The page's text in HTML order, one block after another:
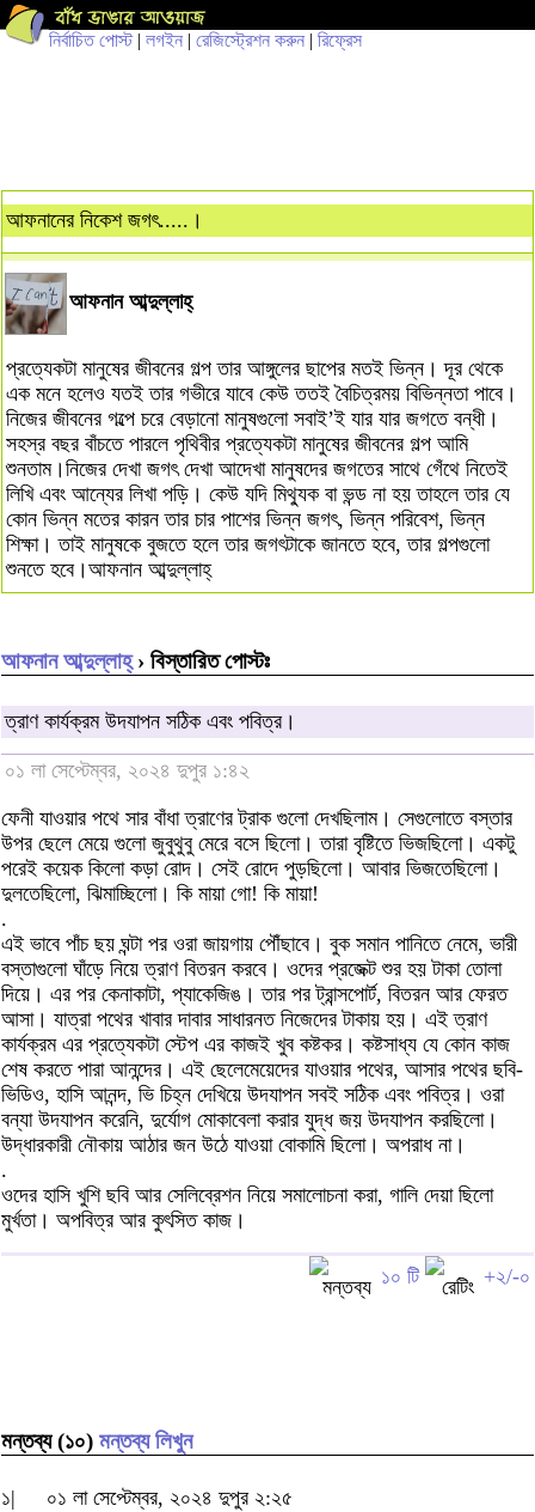
নির্বাচিত পোস্ট| লগইন | রেজিস্ট্রেশন করুন | রিফ্রেস
আফনানের নিকেশ জগৎ.....।
আফনান আব্দুল্লাহ্
প্রত্যেকটা মানুষের জীবনের গল্প তার আঙ্গুলের ছাপের মতই ভিন্ন। দূর থেকে
এক মনে হলেও যতই তার গভীরে যাবে কেউ ততই বৈচিত্রময় বিভিন্নতা পাবে।
নিজের জীবনের গল্পে চরে বেড়ানো মানুষগুলো সবাই’ই যার যার জগতে বন্ধী।
সহস্র বছর বাঁচতে পারলে পৃথিবীর প্রত্যেকটা মানুষের জীবনের গল্প আমি
শুনতাম।নিজের দেখা জগৎ দেখা আদেখা মানুষদের জগতের সাথে গেঁথে নিতেই
লিখি এবং আন্যের লিখা পড়ি। কেউ যদি মিথ্যুক বা ভন্ড না হয় তাহলে তার যে
কোন ভিন্ন মতের কারন তার চার পাশের ভিন্ন জগৎ, ভিন্ন পরিবেশ, ভিন্ন
শিক্ষা। তাই মানুষকে বুজতে হলে তার জগৎটাকে জানতে হবে, তার গল্পগুলো
শুনতে হবে।আফনান আব্দুল্লাহ্
আফনান আব্দুল্লাহ্› বিস্তারিত পোস্টঃ
ত্রাণ কার্যক্রম উদযাপন সঠিক এবং পবিত্র।
০১ লা সেপ্টেম্বর, ২০২৪ দুপুর ১:৪২
ফেনী যাওয়ার পথে সার বাঁধা ত্রাণের ট্রাক গুলো দেখছিলাম। সেগুলোতে বস্তার
উপর ছেলে মেয়ে গুলো জুবুথুবু মেরে বসে ছিলো। তারা বৃষ্টিতে ভিজছিলো। একটু
পরেই কয়েক কিলো কড়া রোদ। সেই রোদে পুড়ছিলো। আবার ভিজতেছিলো।
দুলতেছিলো, ঝিমাচ্ছিলো। কি মায়া গো! কি মায়া!
.
এই ভাবে পাঁচ ছয় ঘন্টা পর ওরা জায়গায় পৌঁছাবে। বুক সমান পানিতে নেমে, ভারী
বস্তাগুলো ঘাঁড়ে নিয়ে ত্রাণ বিতরন করবে। ওদের প্রজেক্ট শুর হয় টাকা তোলা
দিয়ে। এর পর কেনাকাটা, প্যাকেজিঙ। তার পর ট্রান্সপোর্ট, বিতরন আর ফেরত
আসা। যাত্রা পথের খাবার দাবার সাধারনত নিজেদের টাকায় হয়। এই ত্রাণ
কার্যক্রম এর প্রত্যেকটা স্টেপ এর কাজই খুব কষ্টকর। কষ্টসাধ্য যে কোন কাজ
শেষ করতে পারা আনন্দের। এই ছেলেমেয়েদের যাওয়ার পথের, আসার পথের ছবি-
ভিডিও, হাসি আনন্দ, ভি চিহ্ন দেখিয়ে উদযাপন সবই সঠিক এবং পবিত্র। ওরা
বন্যা উদযাপন করেনি, দুর্যোগ মোকাবেলা করার যুদ্ধ জয় উদযাপন করছিলো।
উদ্ধারকারী নৌকায় আঠার জন উঠে যাওয়া বোকামি ছিলো। অপরাধ না।
.
ওদের হাসি খুশি ছবি আর সেলিব্রেশন নিয়ে সমালোচনা করা, গালি দেয়া ছিলো
মুর্খতা। অপবিত্র আর কুৎসিত কাজ।
১০ টি +২/-০
মন্তব্য (১০) মন্তব্য লিখুন
১|
০১ লা সেপ্টেম্বর, ২০২৪ দুপুর ২:২৫